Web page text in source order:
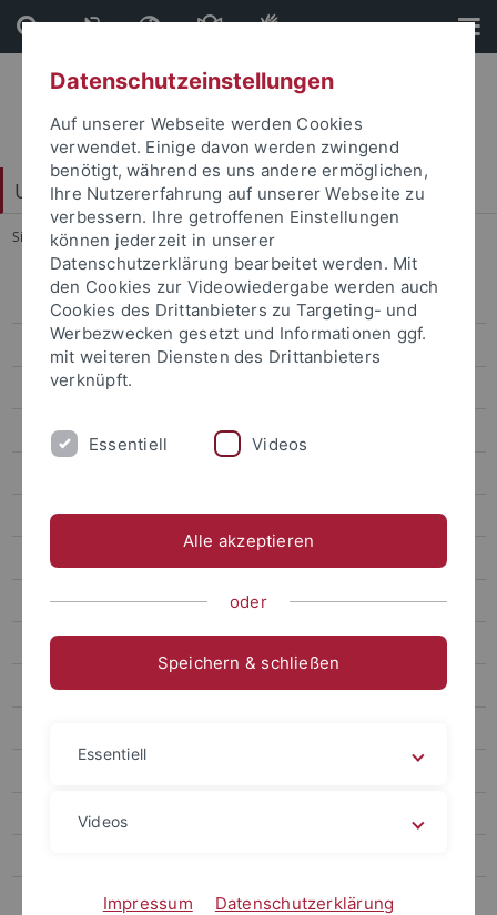
Direkt
zum
Inhalt
Direkt
zur
Fußleiste
Universitätsbibliothek
Sie sind hier: Startseite ... INKA
Bereichsbibliothek
Digitalisierungszentrum
Dokumentlieferung
Einbandstelle
E-Medien
E-Publikationen
Erwerbung
Fachinformationsdienste
Handschriftenabteilung
Hochschulpublikationen
Information Ammerbau
Datenschutzeinstellungen
Auf unserer Webseite werden Cookies
verwendet. Einige davon werden zwingend
benötigt, während es uns andere ermöglichen,
Ihre Nutzererfahrung auf unserer Webseite zu
verbessern. Ihre getroffenen Einstellungen
können jederzeit in unserer
Datenschutzerklärung bearbeitet werden. Mit
den Cookies zur Videowiedergabe werden auch
Cookies des Drittanbieters zu Targeting- und
Werbezwecken gesetzt und Informationen ggf.
mit weiteren Diensten des Drittanbieters
verknüpft.
Essentiell Videos
Alle akzeptieren
oder
Speichern & schließen
Essentiell
Videos
Impressum Datenschutzerklärung